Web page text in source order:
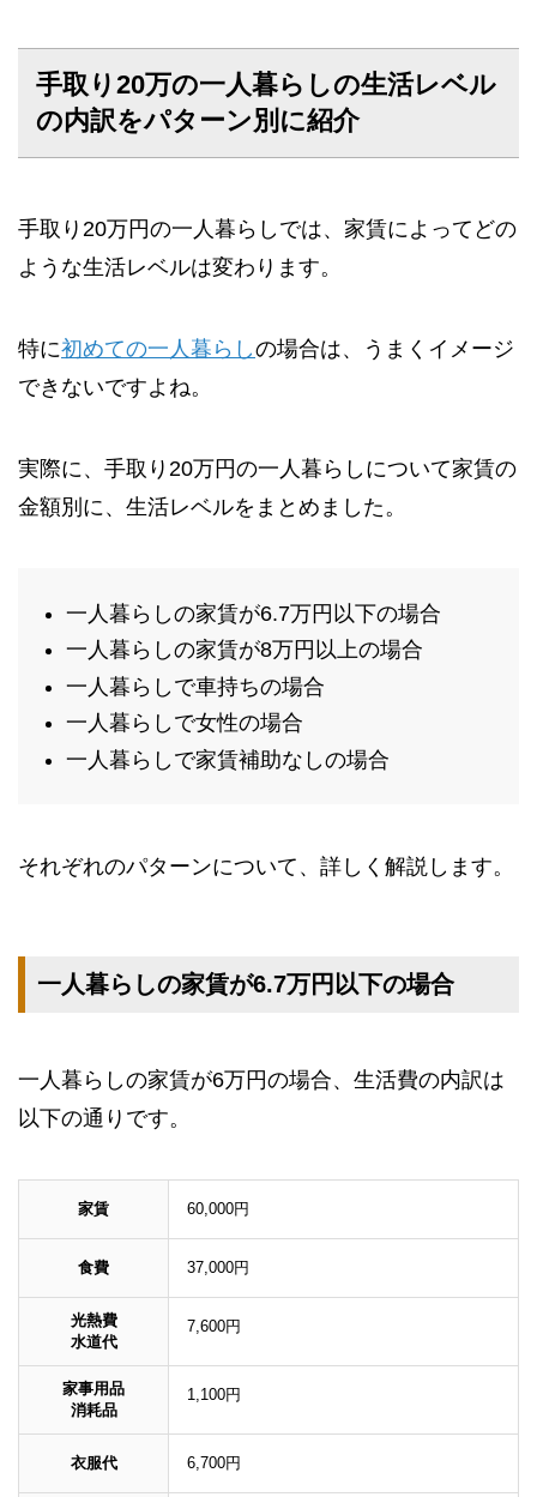
手取り20万の一人暮らしの生活レベル
の内訳をパターン別に紹介
手取り20万円の一人暮らしでは、家賃によってどの
ような生活レベルは変わります。
特に初めての一人暮らしの場合は、うまくイメージ
できないですよね。
実際に、手取り20万円の一人暮らしについて家賃の
金額別に、生活レベルをまとめました。
一人暮らしの家賃が6.7万円以下の場合
一人暮らしの家賃が8万円以上の場合
一人暮らしで車持ちの場合
一人暮らしで女性の場合
一人暮らしで家賃補助なしの場合
それぞれのパターンについて、詳しく解説します。
一人暮らしの家賃が6.7万円以下の場合
一人暮らしの家賃が6万円の場合、生活費の内訳は
以下の通りです。
家賃 60,000円
食費 37,000円
光熱費
水道代
7,600円
家事用品
消耗品
1,100円
衣服代 6,700円